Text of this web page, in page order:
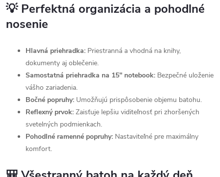
💡 Perfektná organizácia a pohodlné
nosenie
Hlavná priehradka: Priestranná a vhodná na knihy,
dokumenty aj oblečenie.
Samostatná priehradka na 15" notebook: Bezpečné uloženie
vášho zariadenia.
Bočné popruhy: Umožňujú prispôsobenie objemu batohu.
Reflexný prvok: Zaisťuje lepšiu viditeľnosť pri zhoršených
svetelných podmienkach.
Pohodlné ramenné popruhy: Nastaviteľné pre maximálny
komfort.